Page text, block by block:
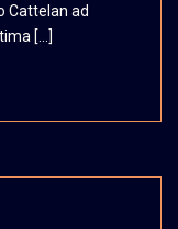
Cattelan ad
[…]